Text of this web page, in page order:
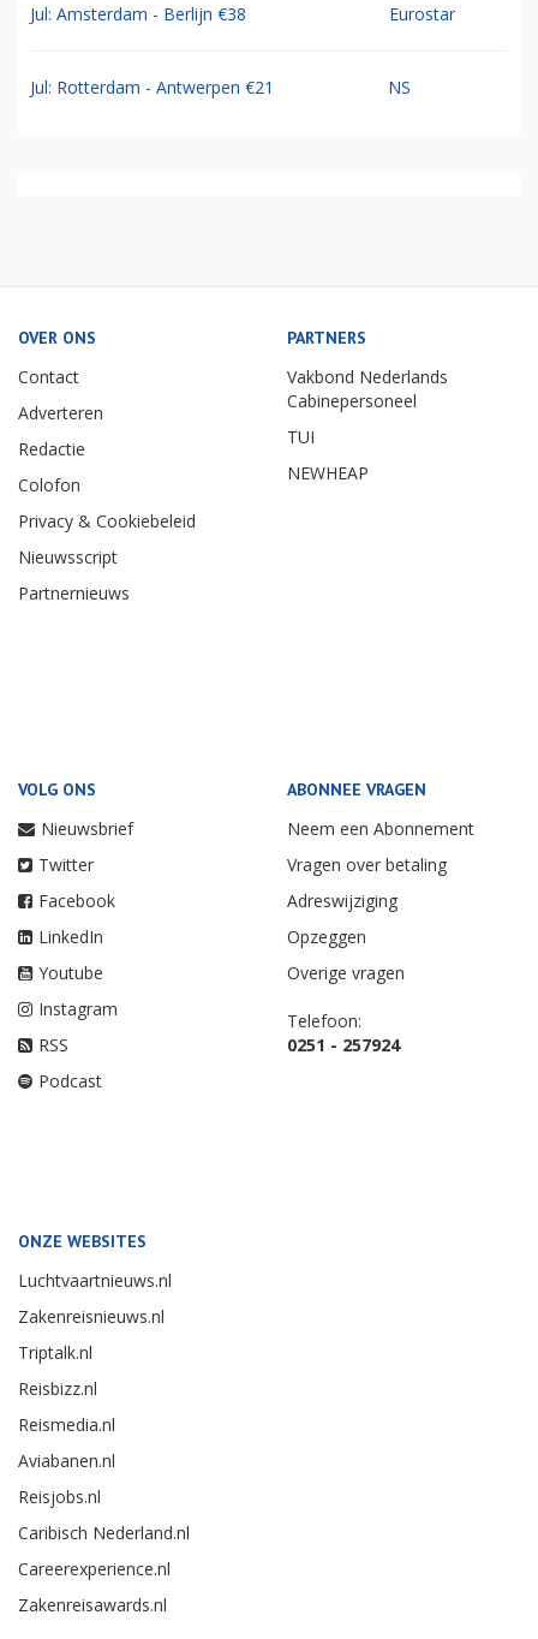
Jul: Amsterdam - Berlijn €38 Eurostar
Jul: Rotterdam - Antwerpen €21 NS
OVER ONS
Contact
Adverteren
Redactie
Colofon
Privacy & Cookiebeleid
Nieuwsscript
Partnernieuws
PARTNERS
Vakbond Nederlands
Cabinepersoneel
TUI
NEWHEAP
VOLG ONS
Nieuwsbrief
Twitter
Facebook
LinkedIn
Youtube
Instagram
RSS
Podcast
ABONNEE VRAGEN
Neem een Abonnement
Vragen over betaling
Adreswijziging
Opzeggen
Overige vragen
Telefoon:
0251 - 257924
ONZE WEBSITES
Luchtvaartnieuws.nl
Zakenreisnieuws.nl
Triptalk.nl
Reisbizz.nl
Reismedia.nl
Aviabanen.nl
Reisjobs.nl
Caribisch Nederland.nl
Careerexperience.nl
Zakenreisawards.nl